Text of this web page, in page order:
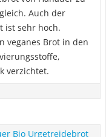
Auch der
ist sehr hoch.
veganes Brot in den
verzichtet.
Bio Urgetreidebrot